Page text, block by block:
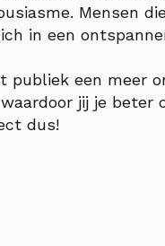
Mensen
in een
publiek een meer
jij je beter
dus!